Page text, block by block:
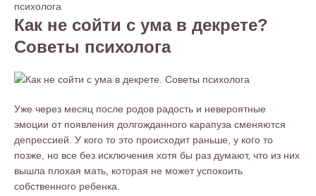
психолога
Как не сойти с ума в декрете?
Советы психолога
Уже через месяц после родов радость и невероятные
эмоции от появления долгожданного карапуза сменяются
депрессией. У кого то это происходит раньше, у кого то
позже, но все без исключения хотя бы раз думают, что из них
вышла плохая мать, которая не может успокоить
собственного ребенка.